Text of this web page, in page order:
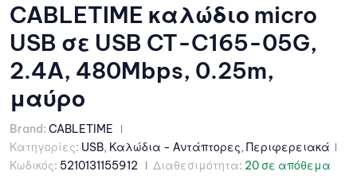
CABLETIME καλώδιο micro
USB σε USB CT-C165-05G,
2.4A, 480Mbps, 0.25m,
μαύρο
Brand: CABLETIME
Κατηγορίες: USB, Καλώδια - Αντάπτορες, Περιφερειακά
Κωδικός: 5210131155912 Διαθεσιμότητα: 20 σε απόθεμα